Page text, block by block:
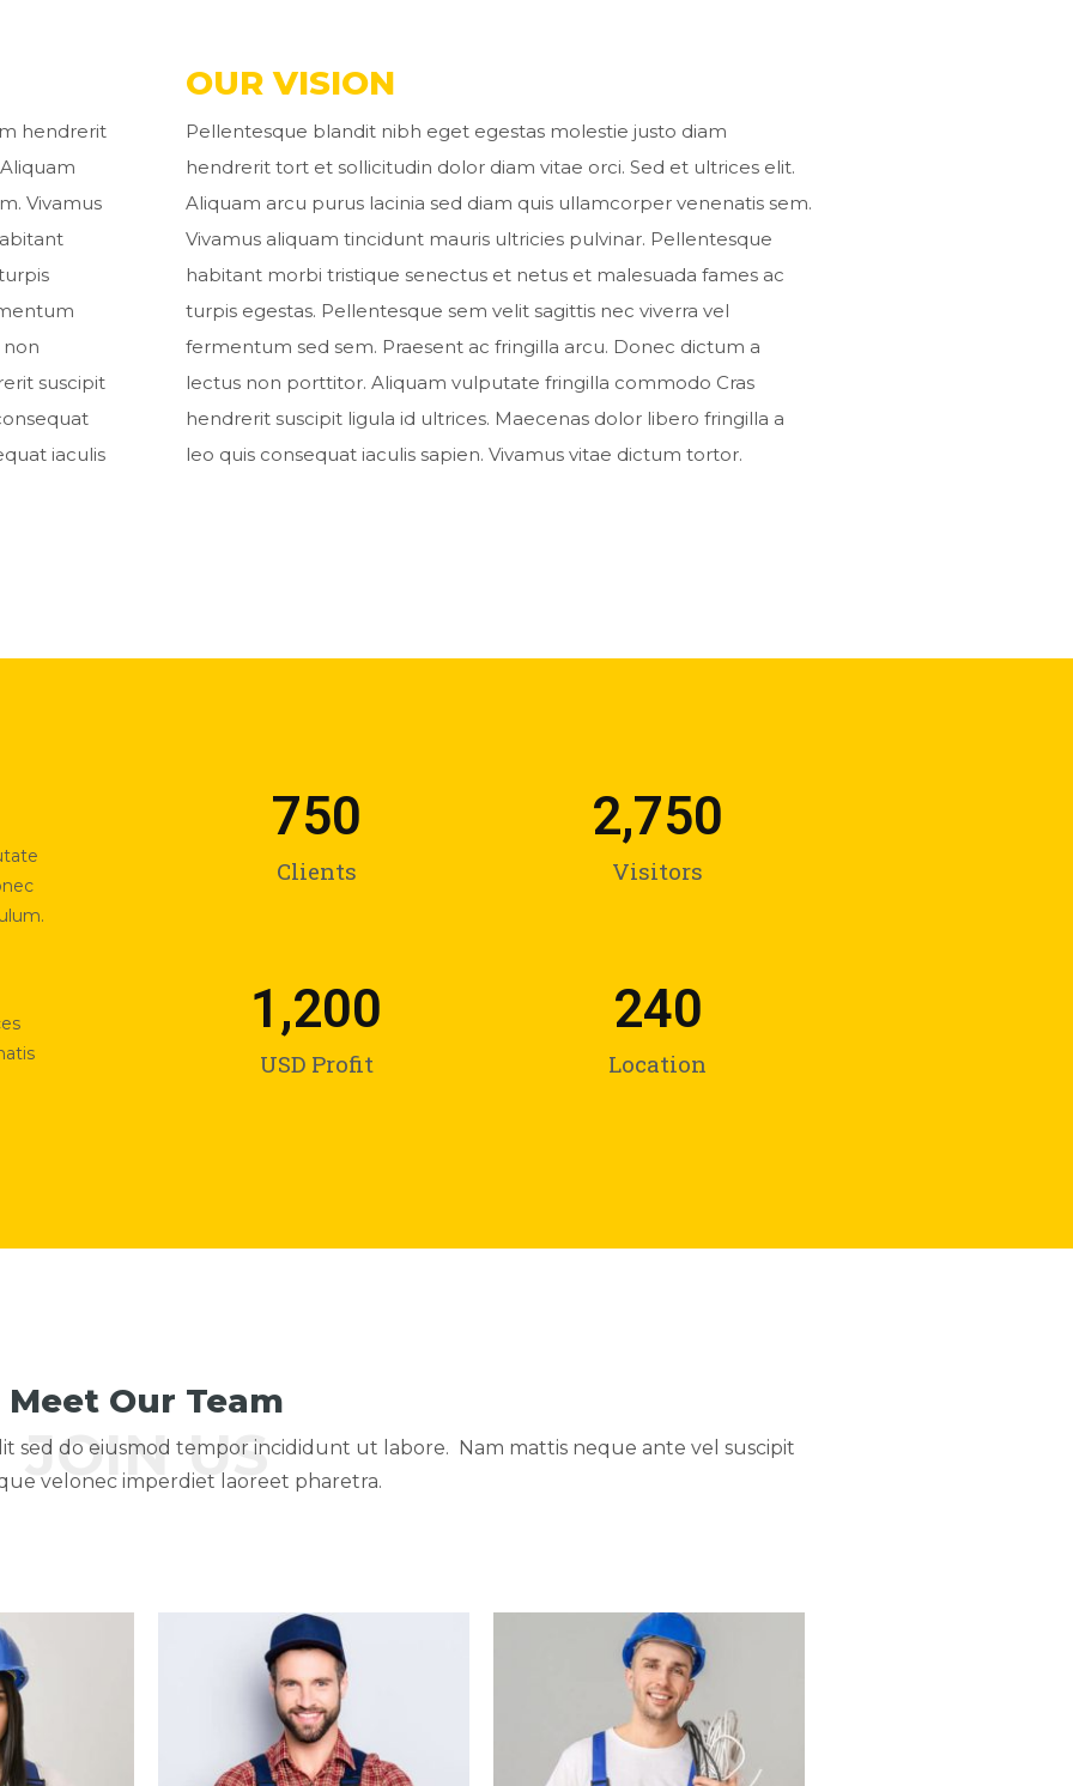
hendrerit
Vivamus
non
suscipit
iaculis
OUR VISION
Pellentesque blandit nibh eget egestas molestie justo diam
hendrerit tort et sollicitudin dolor diam vitae orci. Sed et ultrices elit.
Aliquam arcu purus lacinia sed diam quis ullamcorper venenatis sem.
Vivamus aliquam tincidunt mauris ultricies pulvinar. Pellentesque
habitant morbi tristique senectus et netus et malesuada fames ac
turpis egestas. Pellentesque sem velit sagittis nec viverra vel
fermentum sed sem. Praesent ac fringilla arcu. Donec dictum a
lectus non porttitor. Aliquam vulputate fringilla commodo Cras
hendrerit suscipit ligula id ultrices. Maecenas dolor libero fringilla a
leo quis consequat iaculis sapien. Vivamus vitae dictum tortor.
Clients
750
USD Profit
1,200
Visitors
2,750
Location
240
JOIN US
Meet Our Team
sed do eiusmod tempor incididunt ut labore. Nam mattis neque ante vel suscipit
velonec imperdiet laoreet pharetra.